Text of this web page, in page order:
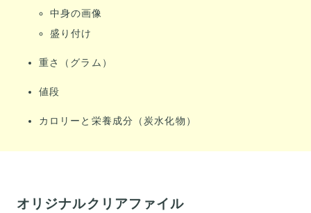
中身の画像
盛り付け
重さ（グラム）
値段
カロリーと栄養成分（炭水化物）
オリジナルクリアファイル